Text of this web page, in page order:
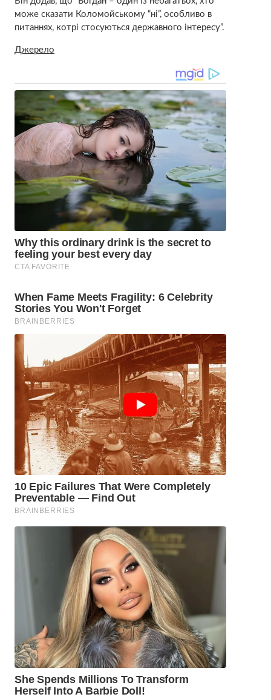
може сказати Коломойському “ні”, особливо в
питаннях, котрі стосуються державного інтересу”.
Джерело